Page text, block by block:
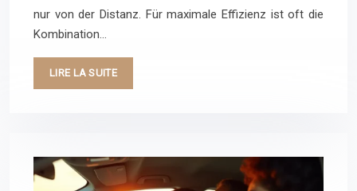
nur von der Distanz. Für maximale Effizienz ist oft die
Kombination…
LIRE LA SUITE